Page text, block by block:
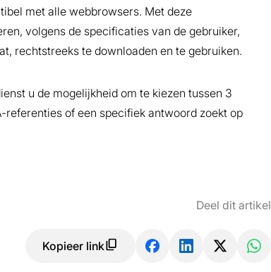
met alle webbrowsers. Met deze
volgens de specificaties van de gebruiker,
rechtstreeks te downloaden en te gebruiken.
u de mogelijkheid om te kiezen tussen 3
of een specifiek antwoord zoekt op
Deel dit artikel
Kopieer link